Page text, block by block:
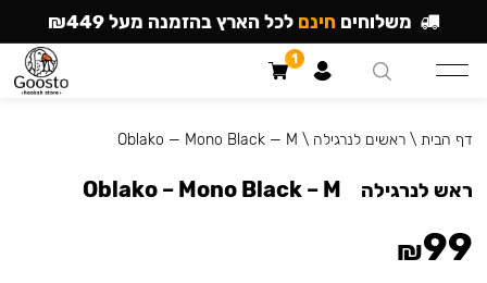
דף הבית \ראשים לנרגילה \
Oblako — Mono Black — M
ראש לנרגילה Oblako – Mono Black – M
₪99
משלוחים חינם לכל הארץ בהזמנה מעל ₪449
1